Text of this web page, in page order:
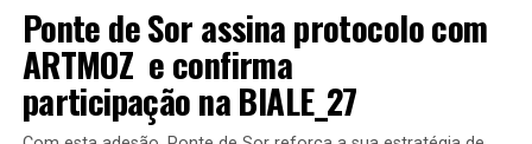
Ponte de Sor assina protocolo com
ARTMOZ e confirma
participação na BIALE_27